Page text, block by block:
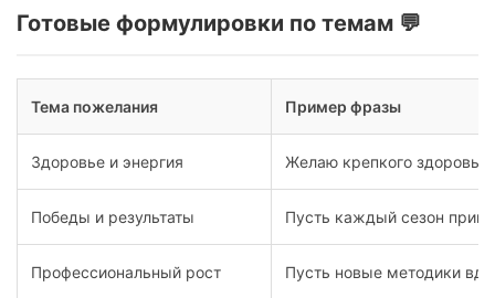
Готовые формулировки по темам 💬
Тема пожелания Пример фразы
Здоровье и энергия Желаю крепкого
Победы и результаты Пусть каждый сезон
Профессиональный рост Пусть новые методики